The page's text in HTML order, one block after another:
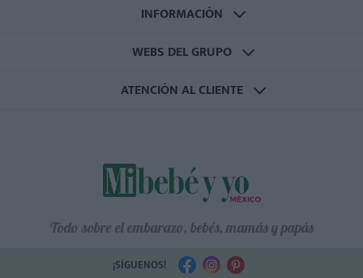
INFORMACIÓN
WEBS DEL GRUPO
ATENCIÓN AL CLIENTE
Todo sobre el embarazo, bebés, mamás y papás
¡SÍGUENOS!